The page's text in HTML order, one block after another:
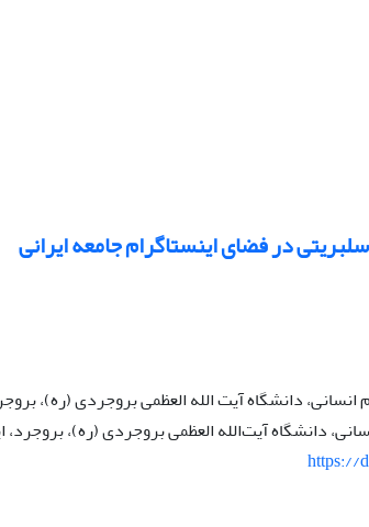
در فضای اینستاگرام جامعه ایرانی
دانشگاه آیت الله العظمی بروجردی (ره)،
دانشگاه آیت‌الله العظمی بروجردی (ره)، بروجرد،
https://